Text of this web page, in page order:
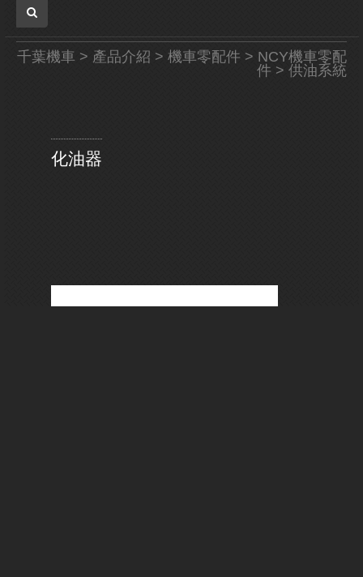
千葉機車 > 產品介紹 > 機車零配件 > NCY機車零配
件 > 供油系統
化油器